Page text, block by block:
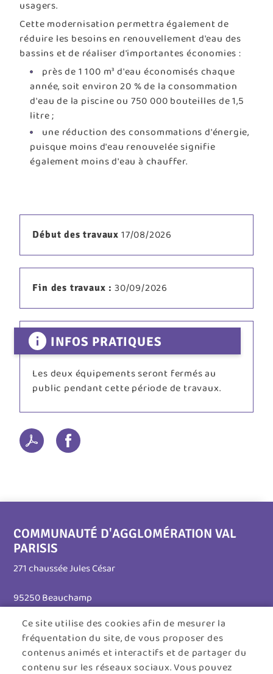
usagers.
Cette modernisation permettra également de
réduire les besoins en renouvellement d'eau des
bassins et de réaliser d'importantes économies :
près de 1 100 m³ d'eau économisés chaque
année, soit environ 20 % de la consommation
d'eau de la piscine ou 750 000 bouteilles de 1,5
litre ;
une réduction des consommations d'énergie,
puisque moins d'eau renouvelée signifie
également moins d'eau à chauffer.
Début des travaux 17/08/2026
Fin des travaux 30/09/2026
INFOS PRATIQUES
Les deux équipements seront fermés au
public pendant cette période de travaux.
Ce site utilise des cookies afin de mesurer la
fréquentation du site, de vous proposer des
contenus animés et interactifs et de partager du
contenu sur les réseaux sociaux. Vous pouvez
COMMUNAUTÉ D'AGGLOMÉRATION VAL
PARISIS
271 chaussée Jules César
95250 Beauchamp
Tél. 01 30 26 39 41
Horaires d'ouverture :